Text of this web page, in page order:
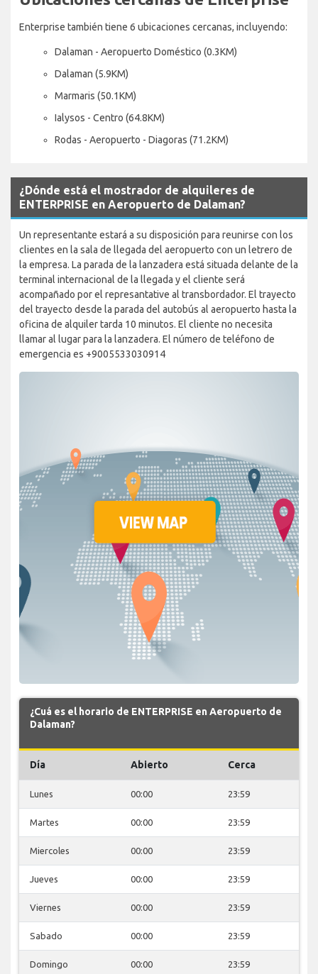
Enterprise también tiene 6 ubicaciones cercanas, incluyendo:
Dalaman - Aeropuerto Doméstico (0.3KM)
Dalaman (5.9KM)
Marmaris (50.1KM)
Ialysos - Centro (64.8KM)
Rodas - Aeropuerto - Diagoras (71.2KM)
¿Dónde está el mostrador de alquileres de
ENTERPRISE en Aeropuerto de Dalaman?
Un representante estará a su disposición para reunirse con los
clientes en la sala de llegada del aeropuerto con un letrero de
la empresa. La parada de la lanzadera está situada delante de la
terminal internacional de la llegada y el cliente será
acompañado por el represantative al transbordador. El trayecto
del trayecto desde la parada del autobús al aeropuerto hasta la
oficina de alquiler tarda 10 minutos. El cliente no necesita
llamar al lugar para la lanzadera. El número de teléfono de
emergencia es +9005533030914
¿Cuá es el horario de ENTERPRISE en Aeropuerto de
Dalaman?
Día Abierto Cerca
Lunes 00:00 23:59
Martes 00:00 23:59
Miercoles 00:00 23:59
Jueves 00:00 23:59
Viernes 00:00 23:59
Sabado 00:00 23:59
Domingo 00:00 23:59